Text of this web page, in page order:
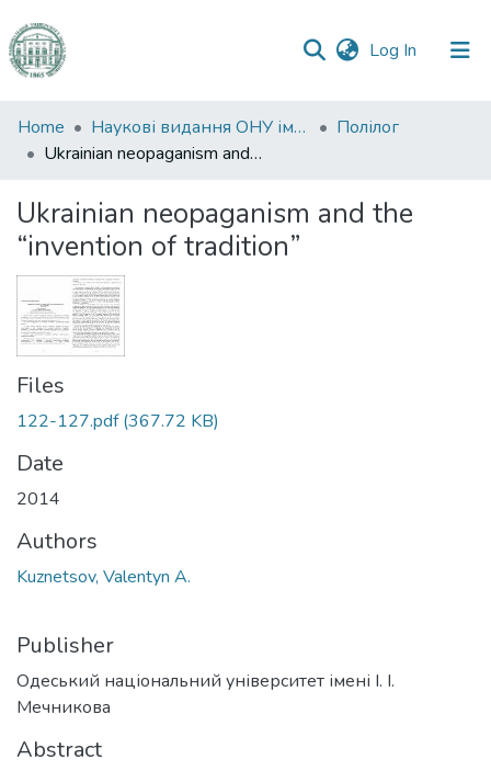
Log In (current)
Communities
&
All of DSpace
Statistics
Home Наукові видання ОНУ імені І. І. Мечникова
Полілог
Ukrainian neopaganism and the “invention of tradition”
Ukrainian neopaganism and the
“invention of tradition”
Files
122-127.pdf(367.72 KB)
Date
2014
Authors
Kuznetsov, Valentyn A.
Publisher
Одеський національний університет імені І. І.
Мечникова
Abstract